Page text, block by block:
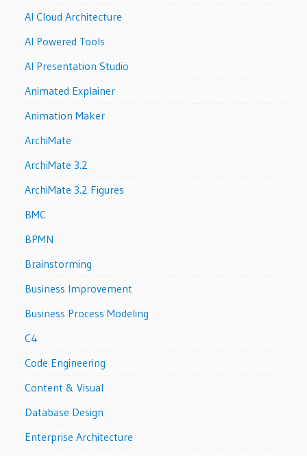
AI Cloud Architecture
AI Powered Tools
AI Presentation Studio
Animated Explainer
Animation Maker
ArchiMate
ArchiMate 3.2
ArchiMate 3.2 Figures
BMC
BPMN
Brainstorming
Business Improvement
Business Process Modeling
C4
Code Engineering
Content & Visual
Database Design
Enterprise Architecture